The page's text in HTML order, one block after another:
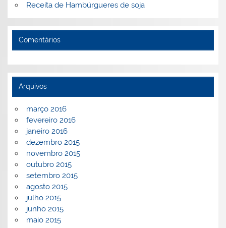
Receita de Hambúrgueres de soja
Comentários
Arquivos
março 2016
fevereiro 2016
janeiro 2016
dezembro 2015
novembro 2015
outubro 2015
setembro 2015
agosto 2015
julho 2015
junho 2015
maio 2015